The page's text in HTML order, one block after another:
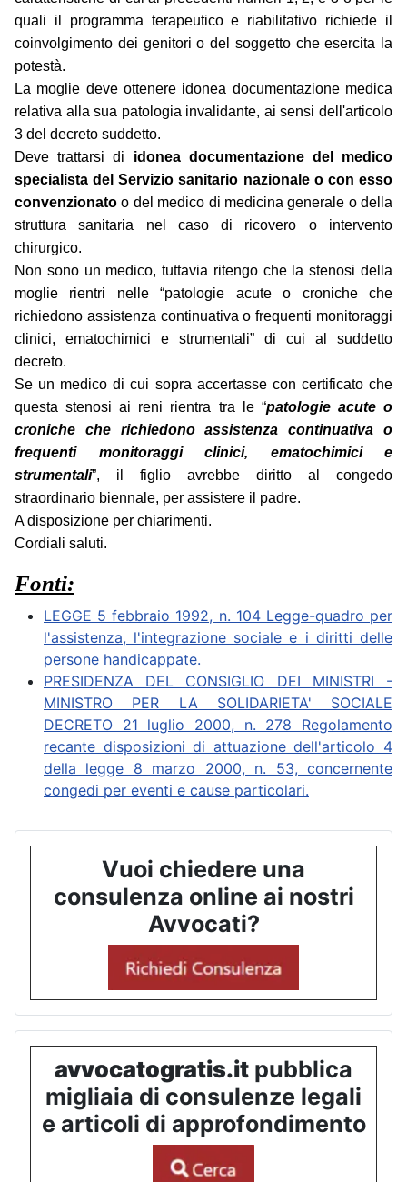
quali il programma terapeutico e riabilitativo richiede il
coinvolgimento dei genitori o del soggetto che esercita la
potestà.
La moglie deve ottenere idonea documentazione medica
relativa alla sua patologia invalidante, ai sensi dell'articolo
3 del decreto suddetto.
Deve trattarsi di idonea documentazione del medico
specialista del Servizio sanitario nazionale o con esso
convenzionato o del medico di medicina generale o della
struttura sanitaria nel caso di ricovero o intervento
chirurgico.
Non sono un medico, tuttavia ritengo che la stenosi della
moglie rientri nelle “patologie acute o croniche che
richiedono assistenza continuativa o frequenti monitoraggi
clinici, ematochimici e strumentali” di cui al suddetto
decreto.
Se un medico di cui sopra accertasse con certificato che
questa stenosi ai reni rientra tra le “patologie acute o
croniche che richiedono assistenza continuativa o
frequenti monitoraggi clinici, ematochimici e
strumentali”, il figlio avrebbe diritto al congedo
straordinario biennale, per assistere il padre.
A disposizione per chiarimenti.
Cordiali saluti.
Fonti:
LEGGE 5 febbraio 1992, n. 104 Legge-quadro per
l'assistenza, l'integrazione sociale e i diritti delle
persone handicappate.
PRESIDENZA DEL CONSIGLIO DEI MINISTRI -
MINISTRO PER LA SOLIDARIETA' SOCIALE
DECRETO 21 luglio 2000, n. 278 Regolamento
recante disposizioni di attuazione dell'articolo 4
della legge 8 marzo 2000, n. 53, concernente
congedi per eventi e cause particolari.
Vuoi chiedere una
consulenza online ai nostri
Avvocati?
avvocatogratis.it pubblica
migliaia di consulenze legali
e articoli di approfondimento